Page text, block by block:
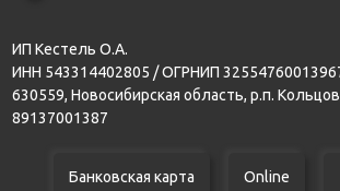
ИП Кестель О.А.
ИНН 543314402805 / ОГРНИП
630559, Новосибирская область, р.п.
89137001387
Банковская карта Online